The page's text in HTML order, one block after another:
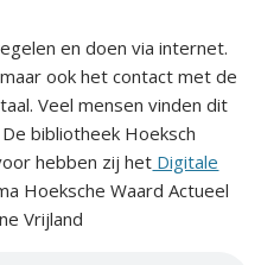
en doen via internet.
ook het contact met de
Veel mensen vinden dit
bibliotheek Hoeksch
hebben zij het Digitale
Hoeksche Waard Actueel
Vrijland